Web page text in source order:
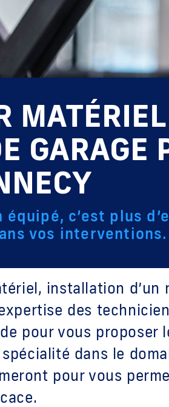
GARAGE
c’est plus
vos interventions.
installation d’un
des
pour vous proposer
dans le
pour vous